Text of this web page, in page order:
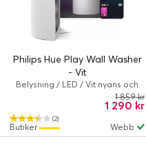
Philips Hue Play Wall Washer
- Vit
Belysning / LED / Vit nyans och
stämningsfärg / Philips Hue Play
(2)
1 290 kr
1 859 kr
Webb
Butiker